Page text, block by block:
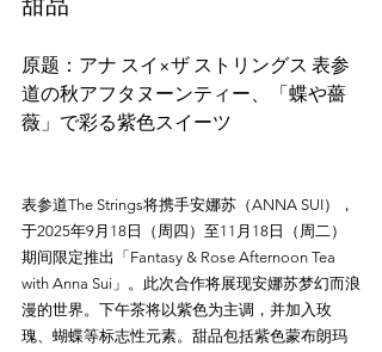
原题：アナ スイ×ザ ストリングス 表参
道の秋アフタヌーンティー、「蝶や薔
表参道The Strings将携手安娜苏（ANNA SUI），
于2025年9月18日（周四）至11月18日（周二）
期间限定推出「Fantasy & Rose Afternoon Tea
with Anna Sui」。此次合作将展现安娜苏梦幻而浪
漫的世界。下午茶将以紫色为主调，并加入玫
瑰、蝴蝶等标志性元素。甜品包括紫色蒙布朗玛